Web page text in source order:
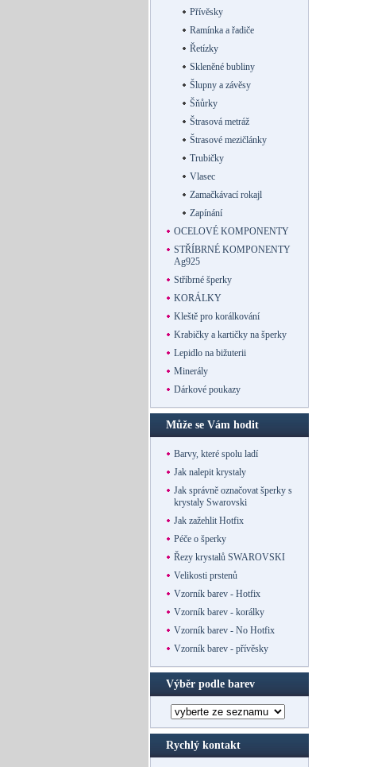
Přívěsky
Ramínka a řadiče
Řetízky
Skleněné bubliny
Šlupny a závěsy
Šňůrky
Štrasová metráž
Štrasové mezičlánky
Trubičky
Vlasec
Zamačkávací rokajl
Zapínání
OCELOVÉ KOMPONENTY
STŘÍBRNÉ KOMPONENTY
Ag925
Stříbrné šperky
KORÁLKY
Kleště pro korálkování
Krabičky a kartičky na šperky
Lepidlo na bižuterii
Minerály
Dárkové poukazy
Může se Vám hodit
Barvy, které spolu ladí
Jak nalepit krystaly
Jak správně označovat šperky s
krystaly Swarovski
Jak zažehlit Hotfix
Péče o šperky
Řezy krystalů SWAROVSKI
Velikosti prstenů
Vzorník barev - Hotfix
Vzorník barev - korálky
Vzorník barev - No Hotfix
Vzorník barev - přívěsky
Výběr podle barev
Rychlý kontakt